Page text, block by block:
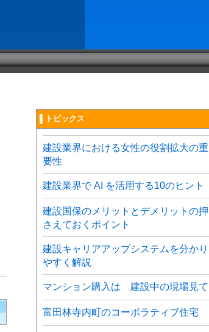
▌トピックス
建設業界における女性の役割拡大の重
要性
建設業界で AI を活用する10のヒント
建設国保のメリットとデメリットの押
さえておくポイント
建設キャリアアップシステムを分かり
やすく解説
マンション購入は 建設中の現場見て
富田林寺内町のコーポラティブ住宅